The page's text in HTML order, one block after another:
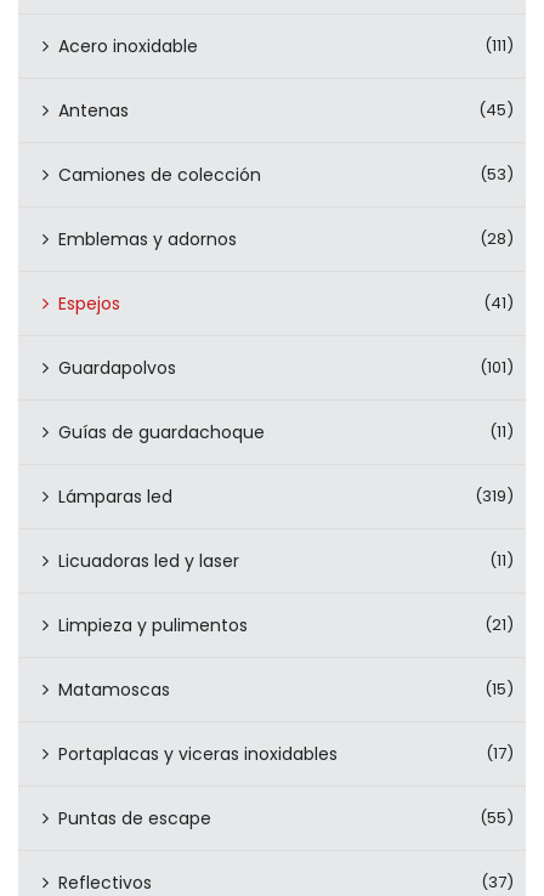
Acero inoxidable (111)
Antenas (45)
Camiones de colección (53)
Emblemas y adornos (28)
Espejos (41)
Guardapolvos (101)
Guías de guardachoque (11)
Lámparas led (319)
Licuadoras led y laser (11)
Limpieza y pulimentos (21)
Matamoscas (15)
Portaplacas y viceras inoxidables (17)
Puntas de escape (55)
Reflectivos (37)